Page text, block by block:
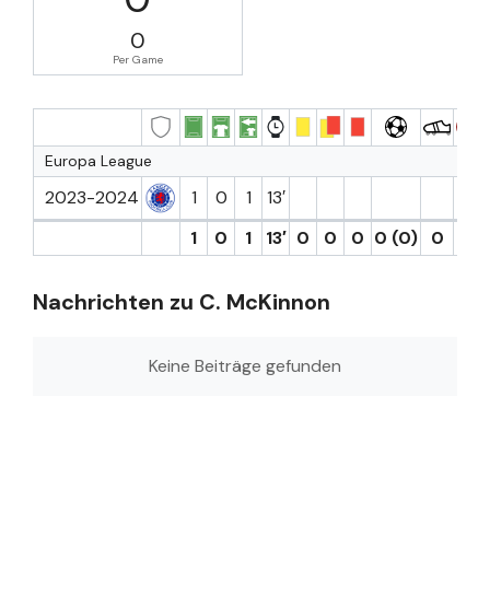
0
Per Game
Europa League
2023-2024 1 0 1 13′
1 0 1 13′ 0 0 0 0 (0) 0
Nachrichten zu C. McKinnon
Keine Beiträge gefunden